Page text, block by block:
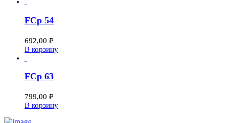
FCp 54
692,00 ₽
В корзину
FCp 63
799,00 ₽
В корзину